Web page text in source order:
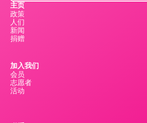
主页
政策
人们
新闻
捐赠
加入我们
会员
志愿者
活动